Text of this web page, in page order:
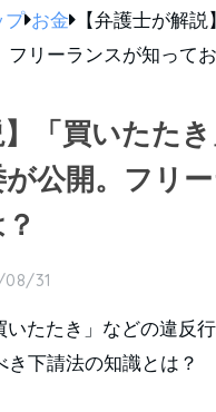
プ お金
【弁護士が解
フリーランスが知って
】「買いたた
が公開。フリ
31